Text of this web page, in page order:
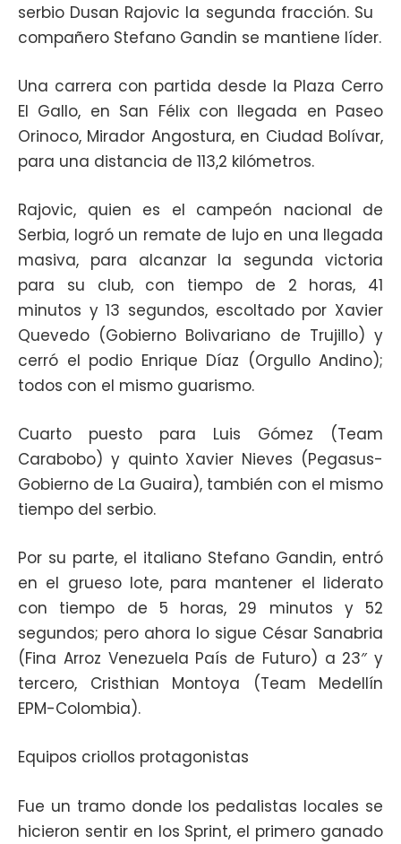
serbio Dusan Rajovic la segunda fracción. Su
compañero Stefano Gandin se mantiene líder.
Una carrera con partida desde la Plaza Cerro
El Gallo, en San Félix con llegada en Paseo
Orinoco, Mirador Angostura, en Ciudad Bolívar,
para una distancia de 113,2 kilómetros.
Rajovic, quien es el campeón nacional de
Serbia, logró un remate de lujo en una llegada
masiva, para alcanzar la segunda victoria
para su club, con tiempo de 2 horas, 41
minutos y 13 segundos, escoltado por Xavier
Quevedo (Gobierno Bolivariano de Trujillo) y
cerró el podio Enrique Díaz (Orgullo Andino);
todos con el mismo guarismo.
Cuarto puesto para Luis Gómez (Team
Carabobo) y quinto Xavier Nieves (Pegasus-
Gobierno de La Guaira), también con el mismo
tiempo del serbio.
Por su parte, el italiano Stefano Gandin, entró
en el grueso lote, para mantener el liderato
con tiempo de 5 horas, 29 minutos y 52
segundos; pero ahora lo sigue César Sanabria
(Fina Arroz Venezuela País de Futuro) a 23″ y
tercero, Cristhian Montoya (Team Medellín
EPM-Colombia).
Equipos criollos protagonistas
Fue un tramo donde los pedalistas locales se
hicieron sentir en los Sprint, el primero ganado